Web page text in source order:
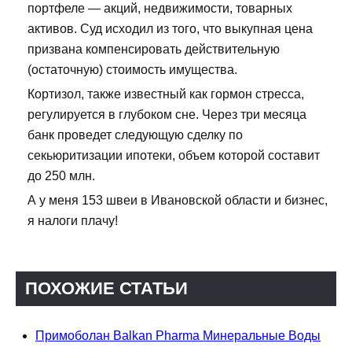
портфеле — акций, недвижимости, товарных
активов. Суд исходил из того, что выкупная цена
призвана компенсировать действительную
(остаточную) стоимость имущества.
Кортизол, также известный как гормон стресса,
регулируется в глубоком сне. Через три месяца
банк проведет следующую сделку по
секьюритизации ипотеки, объем которой составит
до 250 млн.
А у меня 153 швеи в Ивановской области и бизнес,
я налоги плачу!
ПОХОЖИЕ СТАТЬИ
Примоболан Balkan Pharma Минеральные Воды